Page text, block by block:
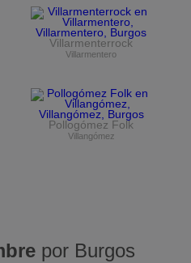
Villarmenterrock
Villarmentero
Pollogómez Folk
Villangómez
por Burgos